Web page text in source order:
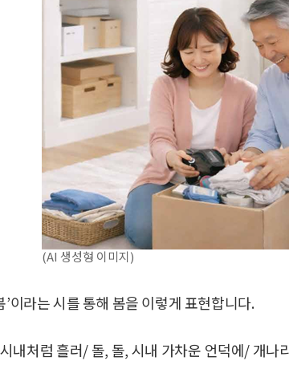
(AI 생성형 이미지)
’이라는 시를 통해 봄을 이렇게 표현합니다.
내처럼 흘러/ 돌, 돌, 시내 가차운 언덕에/ 개